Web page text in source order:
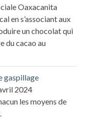
Oaxacanita
en s’associant aux
un chocolat qui
du cacao au
gaspillage
2024
les moyens de